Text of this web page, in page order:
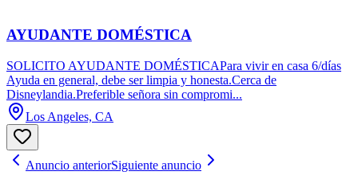
AYUDANTE DOMÉSTICA
SOLICITO AYUDANTE DOMÉSTICAPara vivir en casa 6/días
Ayuda en general, debe ser limpia y honesta.Cerca de
Disneylandia.Preferible señora sin compromi...
Los Angeles, CA
Anuncio anteriorSiguiente anuncio